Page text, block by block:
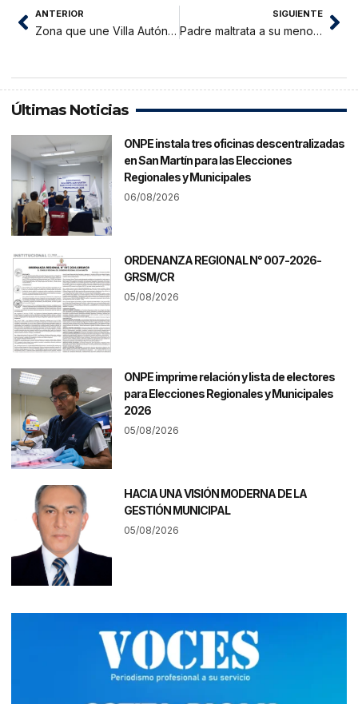
ANTERIOR
Zona que une Villa Autónoma con Banda de Shilcayo es un caos
SIGUIENTE
Padre maltrata a su menor hija por derribar un televisor
Últimas Noticias
ONPE instala tres oficinas descentralizadas
en San Martín para las Elecciones
Regionales y Municipales
06/08/2026
ORDENANZA REGIONAL N° 007-2026-
GRSM/CR
05/08/2026
ONPE imprime relación y lista de electores
para Elecciones Regionales y Municipales
2026
05/08/2026
HACIA UNA VISIÓN MODERNA DE LA
GESTIÓN MUNICIPAL
05/08/2026